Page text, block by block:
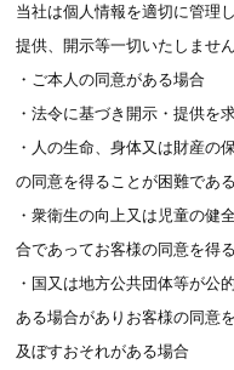
当社は個人情報を適切に管理
提供、開示等一切いたしませ
・ご本人の同意がある場合
・法令に基づき開示・提供を
・人の生命、身体又は財産の
の同意を得ることが困難であ
・衆衛生の向上又は児童の健
合であってお客様の同意を得
・国又は地方公共団体等が公
ある場合がありお客様の同意
及ぼすおそれがある場合